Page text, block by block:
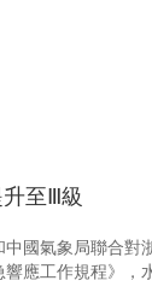
至Ⅲ級
國氣象局聯合
應工作規程》，